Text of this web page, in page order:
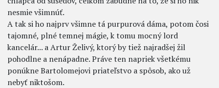
nesmie všimnúť.
A tak si ho najprv všimne tá purpurová dáma, potom čosi
tajomné, plné temnej mágie, k tomu mocný lord
kancelár... a Artur Želivý, ktorý by tiež najradšej žil
pohodlne a nenápadne. Práve ten napriek všetkému
ponúkne Bartolomejovi priateľstvo a spôsob, ako už
nebyť niktošom.